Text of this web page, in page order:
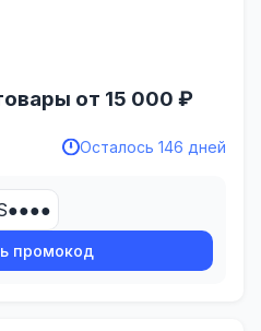
от 15 000 ₽
Осталось 146 дней
промокод